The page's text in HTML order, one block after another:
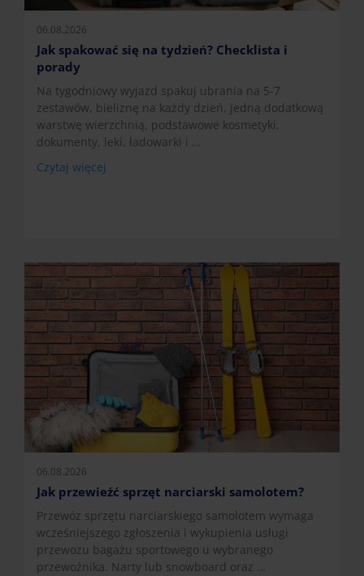
06.08.2026
Jak spakować się na tydzień? Checklista i
porady
Na tygodniowy wyjazd spakuj ubrania na 5-7
zestawów, bieliznę na każdy dzień, jedną dodatkową
warstwę wierzchnią, podstawowe kosmetyki,
dokumenty, leki, ładowarki i …
Czytaj więcej
06.08.2026
Jak przewieźć sprzęt narciarski samolotem?
Przewóz sprzętu narciarskiego samolotem wymaga
wcześniejszego zgłoszenia i wykupienia usługi
przewozu bagażu sportowego u wybranego
przewoźnika. Narty lub snowboard oraz …